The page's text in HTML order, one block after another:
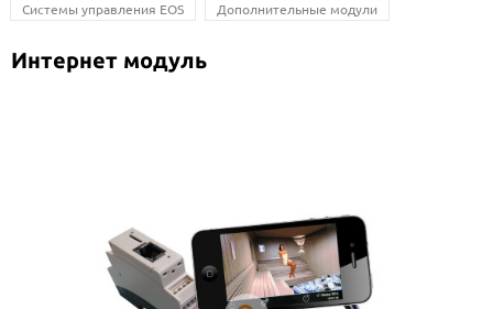
Системы управления EOS Дополнительные модули
Интернет модуль